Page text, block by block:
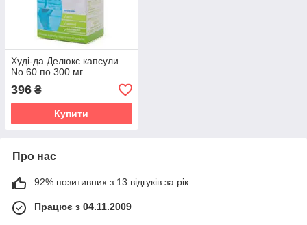
Худі-да Делюкс капсули
No 60 по 300 мг.
396 ₴
Купити
Про нас
92% позитивних з 13 відгуків за рік
Працює з 04.11.2009